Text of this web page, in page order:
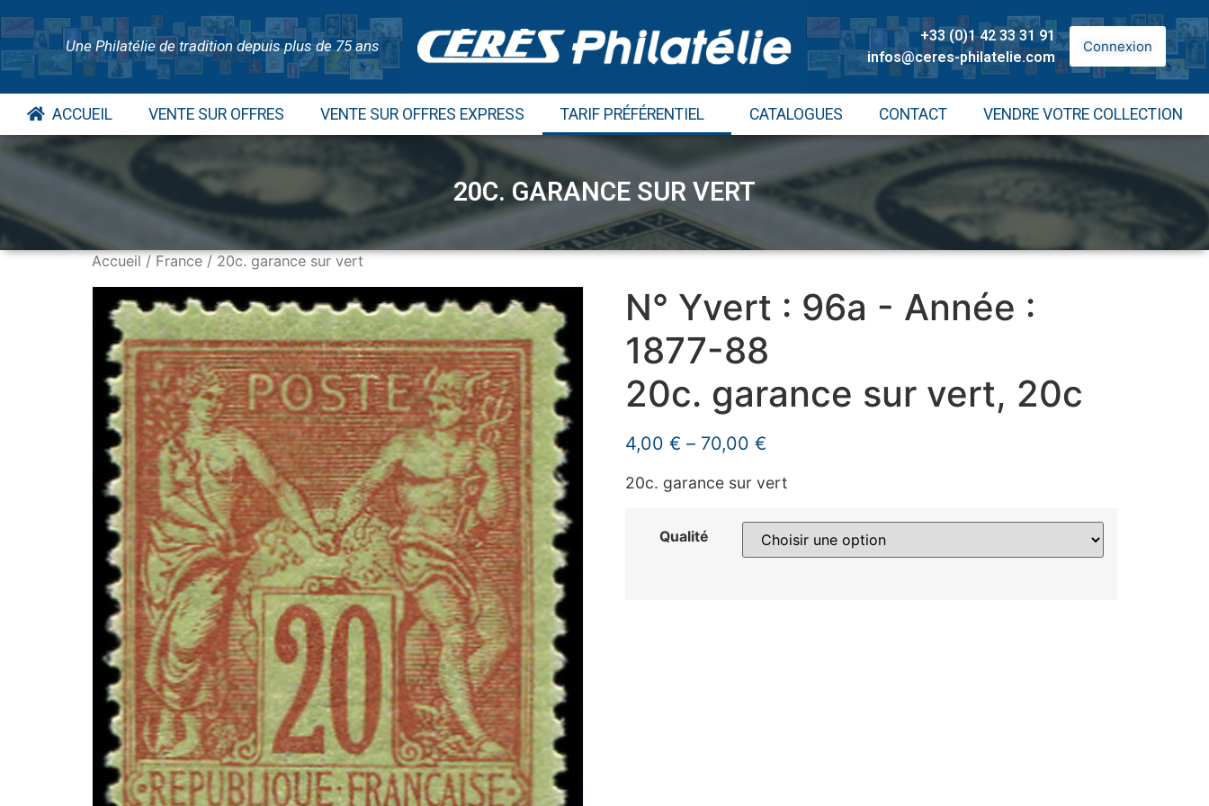
Une Philatélie de tradition depuis plus de 75 ans
+33 (0)1 42 33 31 91
infos@ceres-philatelie.com
Connexion
ACCUEIL VENTE SUR OFFRES VENTE SUR OFFRES EXPRESS TARIF PRÉFÉRENTIEL CATALOGUES CONTACT VENDRE VOTRE COLLECTION
20C. GARANCE SUR VERT
Accueil / France / 20c. garance sur vert
N° Yvert : 96a - Année :
1877-88
20c. garance sur vert, 20c
4,00 € – 70,00 €
20c. garance sur vert
Qualité